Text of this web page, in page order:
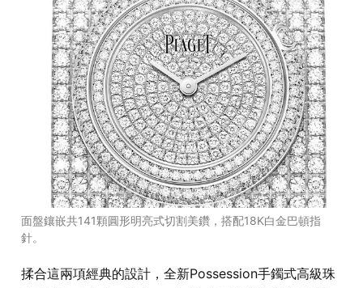
面盤鑲嵌共141顆圓形明亮式切割美鑽，搭配18K白金巴頓指
針。
揉合這兩項經典的設計，全新Possession手鐲式高級珠